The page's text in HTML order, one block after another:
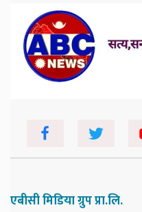
एबीसी मिडिया ग्रुप प्रा.लि.